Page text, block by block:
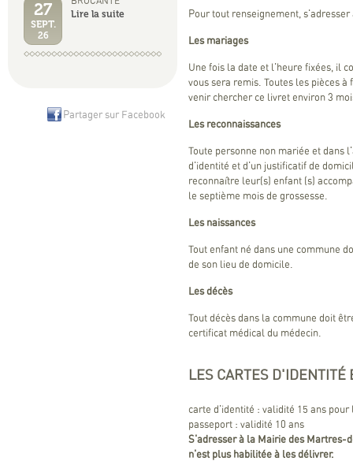
27
SEPT.
26
Lire la suite
Partager sur Facebook
Pour tout renseignement,
Les mariages
Une fois la date et l'heure fixées, il
vous sera remis. Toutes les pièces
venir chercher ce livret environ 3
Les reconnaissances
Toute personne non mariée et dans
d'identité et d'un justificatif de
reconnaître leur(s) enfant (s)
le septième mois de grossesse.
Les naissances
Tout enfant né dans une commune
de son lieu de domicile.
Les décès
Tout décès dans la commune doit
certificat médical du médecin.
LES CARTES D'IDENTITÉ
carte d'identité : validité 15 ans
passeport : validité 10 ans
S'adresser à la Mairie des Martres-
n'est plus habilitée à les délivrer.